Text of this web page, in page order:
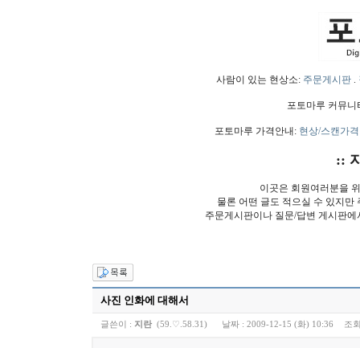
사람이 있는 현상소: 주문게시판.
포토마루 커뮤
포토마루 가격안내: 현상/스캔가격
::
이곳은 회원여러분을
물론 어떤 글도 적으실 수 있지만
주문게시판이나 질문/답변 게시판
사진 인화에 대해서
글쓴이 : 지란 (59.♡.58.31) 날짜 : 2009-12-15 (화) 10:36 조